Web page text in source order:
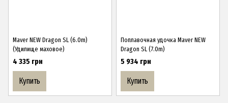
Maver NEW Dragon SL (6.0m)
(Удилище маховое)
4 335 грн
Купить
Поплавочная удочка Maver NEW
Dragon SL (7.0m)
5 934 грн
Купить